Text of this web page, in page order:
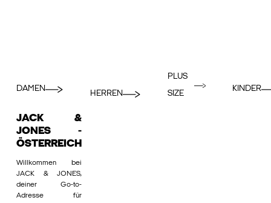
DAMEN
HERREN
PLUS
SIZE
KINDER
JACK &
JONES -
ÖSTERREICH
Willkommen bei
JACK & JONES,
deiner Go-to-
Adresse für